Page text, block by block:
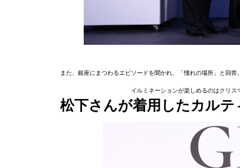
また、銀座にまつわるエピソードを聞かれ、「憧れの場所」と回
イルミネーションが楽しめるのはクリス
松下さんが着用したカル